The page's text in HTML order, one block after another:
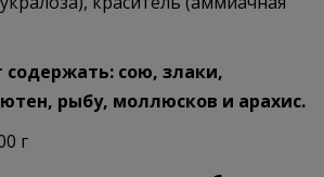
сою, злаки,
рыбу, моллюсков и арахис.
г